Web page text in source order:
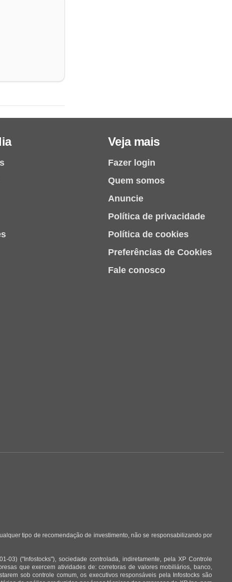
Veja mais
Fazer login
Quem somos
Anuncie
Política de privacidade
Política de cookies
Preferências de Cookies
Fale conosco
tipo de recomendação de investimento, não se responsabilizando por
03) ("Infostocks"), sociedade controlada, indiretamente, pela XP Controle
que exercem atividades de: corretoras de valores mobiliários, banco,
sob controle comum, os executivos responsáveis pela Infostocks são